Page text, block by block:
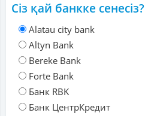
Сіз қай банкке сенесіз?
Alatau city bank
Altyn Bank
Bereke Bank
Forte Bank
Банк RBK
Банк ЦентрКредит